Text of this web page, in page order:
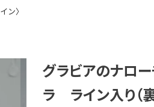
ン〉
グラビアのナロ
ラ ライン入り（